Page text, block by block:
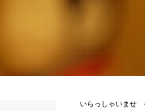
いらっしゃいませ